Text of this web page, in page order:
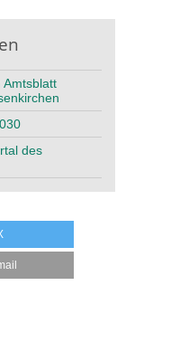
Amtsblatt
des